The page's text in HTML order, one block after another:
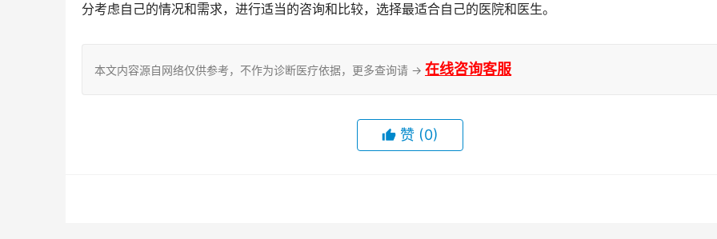
分考虑自己的情况和需求，进行适当的咨询和比较，选择最适合自己的医院和医生。
本文内容源自网络仅供参考，不作为诊断医疗依据，更多查询请 → 在线咨询客服
赞 (0)